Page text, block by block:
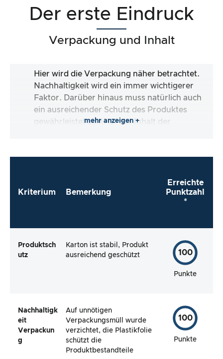
Der erste Eindruck
Verpackung und Inhalt
Hier wird die Verpackung näher betrachtet.
Nachhaltigkeit wird ein immer wichtigerer
Faktor. Darüber hinaus muss natürlich auch
ein ausreichender Schutz des Produktes
gewährleistet sein. Ist der Inhalt der
direkt zu verwenden?
mehr anzeigen +
Kriterium Bemerkung
Erreichte
Punktzahl
*
Produktsch
utz
Karton ist stabil, Produkt
ausreichend geschützt
100
Punkte
Nachhaltigk
eit
Verpackun
g
Auf unnötigen
Verpackungsmüll wurde
verzichtet, die Plastikfolie
schützt die
Produktbestandteile
100
Punkte